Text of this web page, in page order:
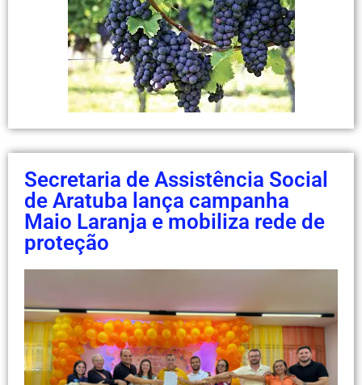
Secretaria de Assistência Social
de Aratuba lança campanha
Maio Laranja e mobiliza rede de
proteção